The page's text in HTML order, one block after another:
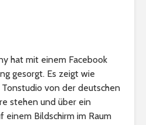
hat mit einem Facebook
gesorgt. Es zeigt wie
von der deutschen
stehen und über ein
einem Bildschirm im Raum